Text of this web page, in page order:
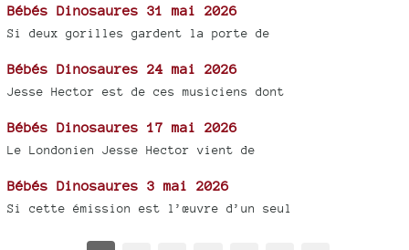
Bébés Dinosaures 31 mai 2026
Si deux gorilles gardent la porte de
Bébés Dinosaures 24 mai 2026
Jesse Hector est de ces musiciens dont
Bébés Dinosaures 17 mai 2026
Le Londonien Jesse Hector vient de
Bébés Dinosaures 3 mai 2026
Si cette émission est l’œuvre d’un seul